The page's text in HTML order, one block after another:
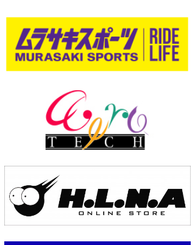
予報士 hiro.
banpaku
Romisea